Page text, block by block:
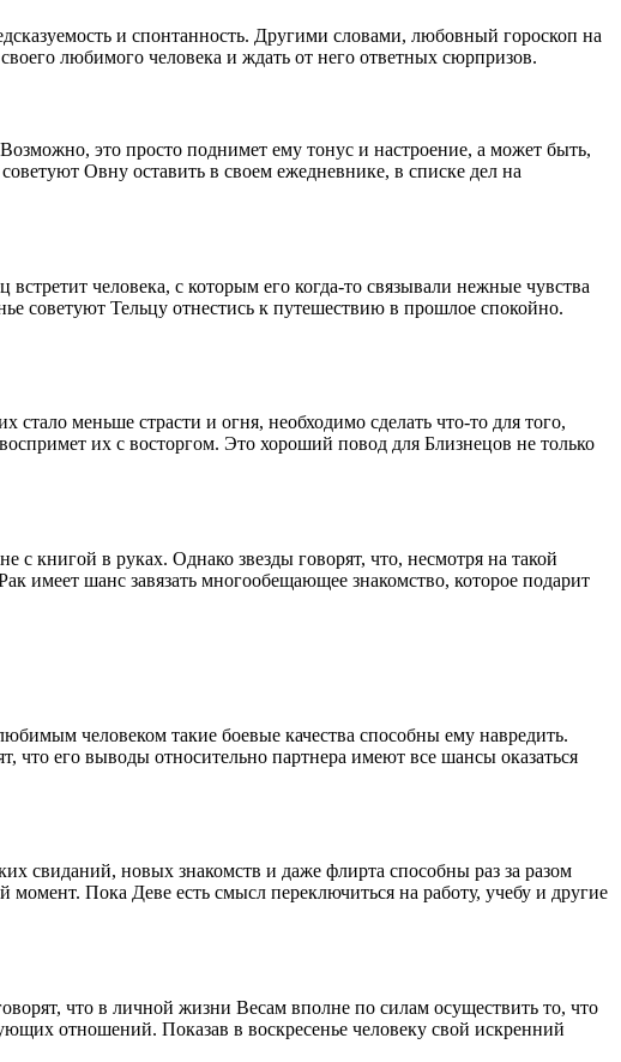
и спонтанность. Другими словами, любовный гороскоп на
любимого человека и ждать от него ответных сюрпризов.
это просто поднимет ему тонус и настроение, а может быть,
Овну оставить в своем ежедневнике, в списке дел на
человека, с которым его когда-то связывали нежные чувства
советуют Тельцу отнестись к путешествию в прошлое спокойно.
меньше страсти и огня, необходимо сделать что-то для того,
их с восторгом. Это хороший повод для Близнецов не только
книгой в руках. Однако звезды говорят, что, несмотря на такой
имеет шанс завязать многообещающее знакомство, которое подарит
человеком такие боевые качества способны ему навредить.
что его выводы относительно партнера имеют все шансы оказаться
свиданий, новых знакомств и даже флирта способны раз за разом
момент. Пока Деве есть смысл переключиться на работу, учебу и другие
что в личной жизни Весам вполне по силам осуществить то, что
отношений. Показав в воскресенье человеку свой искренний